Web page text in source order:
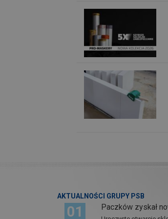
AKTUALNOŚCI GRUPY PSB
01 Paczków zyskał